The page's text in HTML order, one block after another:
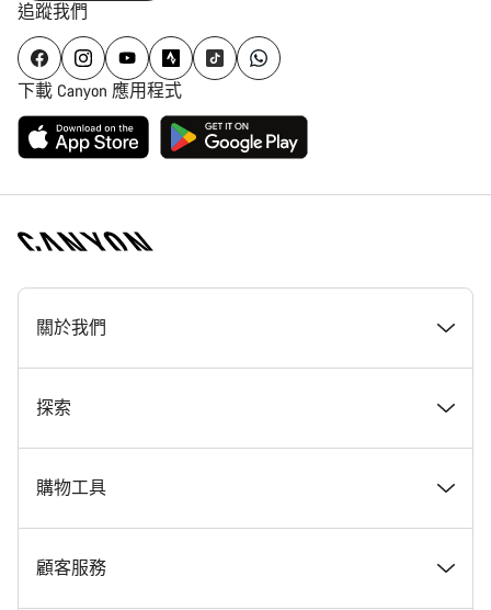
追蹤我們
下載 Canyon 應用程式
[footer.linksList.title]
關於我們
獎勵
Canyon 工作一覽
Canyon 新聞室
探索
最新消息 & 故事
提示與建議
購物工具
尋找夢想中的 Canyon
顧客服務